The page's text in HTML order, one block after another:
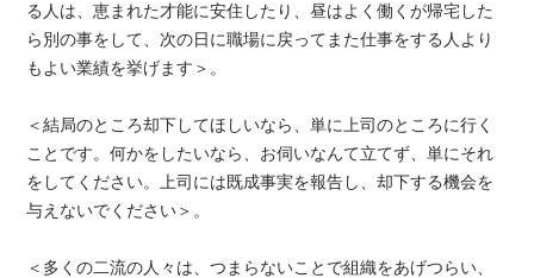
る人は、恵まれた才能に安住したり、昼はよく働くが帰宅した
ら別の事をして、次の日に職場に戻ってまた仕事をする人より
もよい業績を挙げます＞。
＜結局のところ却下してほしいなら、単に上司のところに行く
ことです。何かをしたいなら、お伺いなんて立てず、単にそれ
をしてください。上司には既成事実を報告し、却下する機会を
与えないでください＞。
＜多くの二流の人々は、つまらないことで組織をあげつらい、